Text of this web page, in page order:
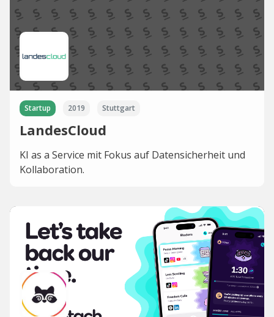
Startup 2019 Stuttgart
LandesCloud
KI as a Service mit Fokus auf Datensicherheit und
Kollaboration.